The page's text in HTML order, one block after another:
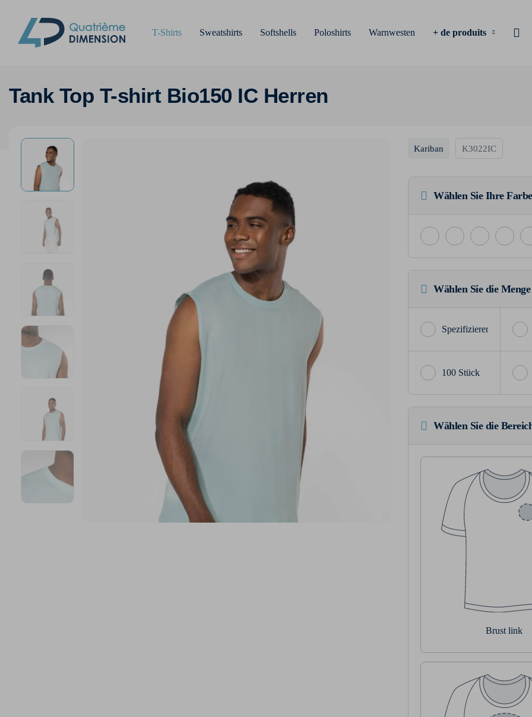
T-Shirts Sweatshirts Softshells Poloshirts Warnwesten + de produits
Tank Top T-shirt Bio150 IC Herren
Kariban K3022IC
Wählen Sie Ihre
Wählen Sie die Menge
100 Stück
Wählen Sie die
Brust link